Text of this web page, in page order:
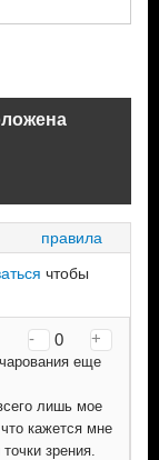
правила
чтобы
- 0 +
еще
лишь мое
кажется мне
зрения.